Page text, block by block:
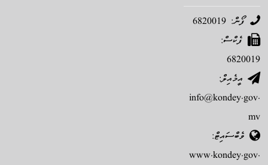
ފޯން: 6820019
ފެކްސް:
6820019
އީމެއިލް:
info@kondey.gov.
mv
ވެބްސައިޓް:
www.kondey.gov.